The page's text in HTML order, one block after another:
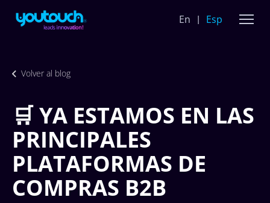
En Esp
Volver al blog
🛒 YA ESTAMOS EN LAS
PRINCIPALES
PLATAFORMAS DE
COMPRAS B2B